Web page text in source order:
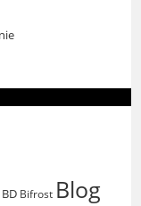
BD Bifrost Blog